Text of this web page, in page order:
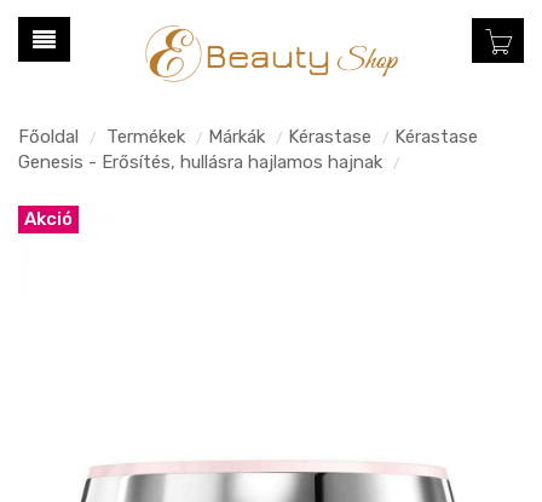
Főoldal / Termékek / Márkák / Kérastase / Kérastase
Genesis - Erősítés, hullásra hajlamos hajnak
/
Akció